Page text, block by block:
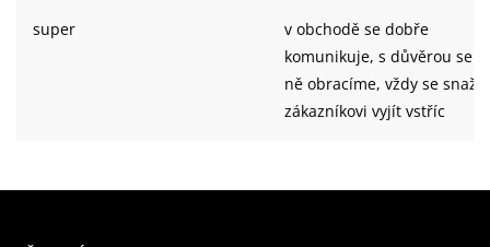
super
v obchodě se dobře
komunikuje, s důvěrou se
ně obracíme, vždy se snaží
zákazníkovi vyjít vstříc